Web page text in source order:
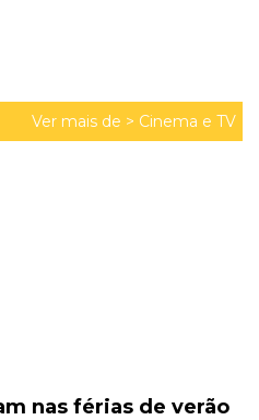
Ver mais de > Cinema e TV
nas férias de verão